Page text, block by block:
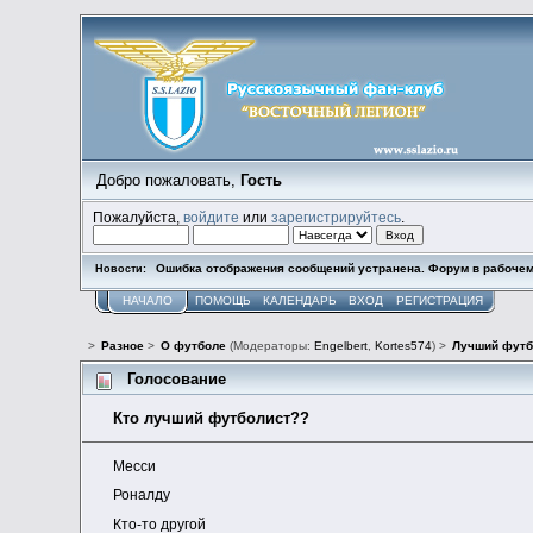
Добро пожаловать, Гость
Пожалуйста,войдите илизарегистрируйтесь
Новости: Ошибка отображения сообщений устранена. Форум в
НАЧАЛО ПОМОЩЬ КАЛЕНДАРЬ ВХОД РЕГИСТРАЦИЯ
> Разное> О футболе(Модераторы: Engelbert, Kortes574) > Лучший
Голосование
Кто лучший футболист??
Месси
Роналду
Кто-то другой